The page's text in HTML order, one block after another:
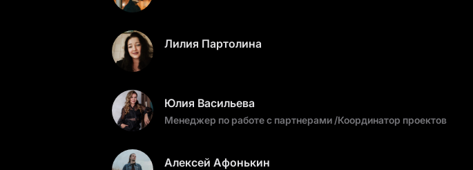
Лилия Партолина
Юлия Васильева
Менеджер по работе с партнерами /Координатор проектов
Алексей Афонькин